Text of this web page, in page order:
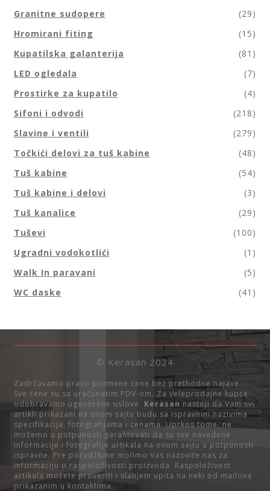
Granitne sudopere
(29)
Hromirani fiting
(15)
Kupatilska galanterija
(81)
LED ogledala
(7)
Prostirke za kupatilo
(4)
Sifoni i odvodi
(218)
Slavine i ventili
(279)
Točkići delovi za tuš kabine
(48)
Tuš kabine
(54)
Tuš kabine i delovi
(3)
Tuš kanalice
(29)
Tuševi
(100)
Ugradni vodokotlići
(1)
Walk In paravani
(5)
WC daske
(41)
© Kerasan 2024
Zadržavamo pravo promene cene bez prethodne najave.
Sve cene su sa uračunatim PDV-om. Za veleprodajne kupce
odobravamo ugovorene uslove. Kerasan nastoji da Vam svi
artikli prikazani na ovom sajtu budu sa ispravnim nazivima
specifikacija, fotografijama i cenama. Uprkos tome, ne
možemo u potpunosti garantovati da su sve navedene
informacije i fotografije artikala na ovom sajtu u potpunosti
ispravne. Pre porudžbine molimo Vas nazovite nas za
informaciju o raspoloživosti proizvoda. Raspoloživost
artikala možete proveriti i slanjem upita na neki od mailova
prikazanim u kontaktima.